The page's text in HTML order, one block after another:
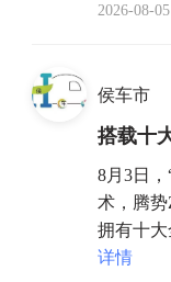
2026-08-05
侯车市
搭载十
8月3日
术，腾势
拥有十
详情